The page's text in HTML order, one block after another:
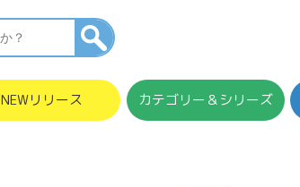
NEWリリース カテゴリー＆シリーズ